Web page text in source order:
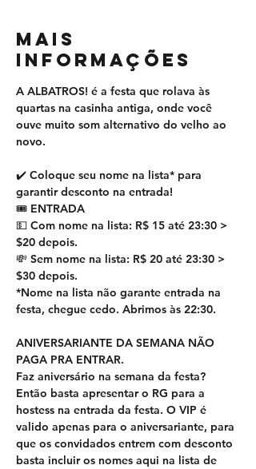
MAIS
INFORMAÇÕES
A ALBATROS! é a festa que rolava às
quartas na casinha antiga, onde você
ouve muito som alternativo do velho ao
novo.
✔️ Coloque seu nome na lista* para
garantir desconto na entrada!
🎟 ENTRADA
💵 Com nome na lista: R$ 15 até 23:30 >
$20 depois.
💸 Sem nome na lista: R$ 20 até 23:30 >
$30 depois.
*Nome na lista não garante entrada na
festa, chegue cedo. Abrimos às 22:30.
ANIVERSARIANTE DA SEMANA NÃO
PAGA PRA ENTRAR.
Faz aniversário na semana da festa?
Então basta apresentar o RG para a
hostess na entrada da festa. O VIP é
valido apenas para o aniversariante, para
que os convidados entrem com desconto
basta incluir os nomes aqui na lista de